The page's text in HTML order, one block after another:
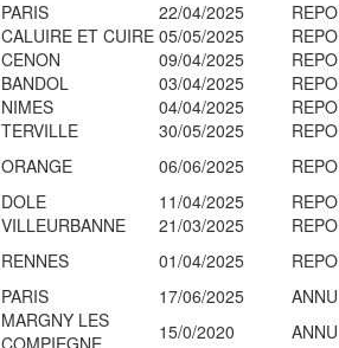
PARIS 22/04/2025
CALUIRE ET CUIRE 05/05/2025
CENON 09/04/2025
BANDOL 03/04/2025
NIMES 04/04/2025
TERVILLE 30/05/2025
ORANGE 06/06/2025
DOLE 11/04/2025
VILLEURBANNE 21/03/2025
RENNES 01/04/2025
PARIS 17/06/2025
MARGNY LES
COMPIEGNE
15/0/2020